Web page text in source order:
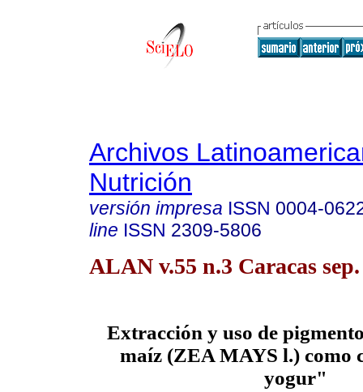
Archivos
Nutrición
versión impresa ISSN 0004-
line ISSN 2309-5806
ALAN v.55 n.3 Caracas
Extracción y uso de
maíz (ZEA MAYS l.) como
yogur"